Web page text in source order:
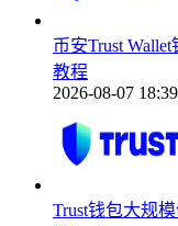
币安Trust
教程
2026-08-07
Trust钱包大规